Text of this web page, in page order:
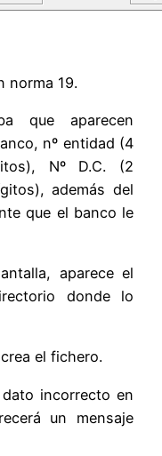
norma 19.
que aparecen
nº entidad (4
Nº D.C. (2
además del
que el banco le
aparece el
donde lo
el fichero.
incorrecto en
un mensaje